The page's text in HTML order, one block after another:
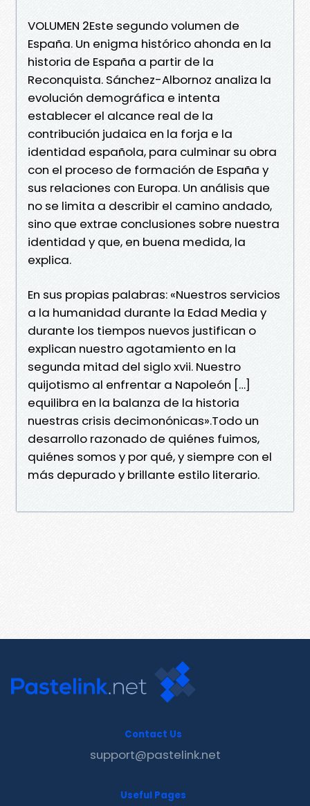
VOLUMEN 2Este segundo volumen de
España. Un enigma histórico ahonda en la
historia de España a partir de la
Reconquista. Sánchez-Albornoz analiza la
evolución demográfica e intenta
establecer el alcance real de la
contribución judaica en la forja e la
identidad española, para culminar su obra
con el proceso de formación de España y
sus relaciones con Europa. Un análisis que
no se limita a describir el camino andado,
sino que extrae conclusiones sobre nuestra
identidad y que, en buena medida, la
explica.
En sus propias palabras: «Nuestros servicios
a la humanidad durante la Edad Media y
durante los tiempos nuevos justifican o
explican nuestro agotamiento en la
segunda mitad del siglo xvii. Nuestro
quijotismo al enfrentar a Napoleón […]
equilibra en la balanza de la historia
nuestras crisis decimonónicas».Todo un
desarrollo razonado de quiénes fuimos,
quiénes somos y por qué, y siempre con el
más depurado y brillante estilo literario.
Contact Us
support@pastelink.net
Useful Pages